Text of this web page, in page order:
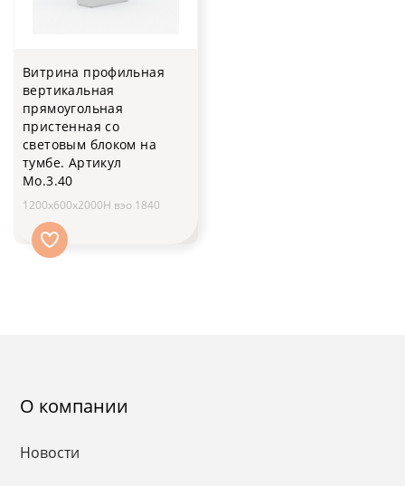
Витрина профильная
вертикальная
прямоугольная
пристенная со
световым блоком на
тумбе. Артикул
Мо.3.40
1200х600х2000H вэо 1840
О компании
Новости